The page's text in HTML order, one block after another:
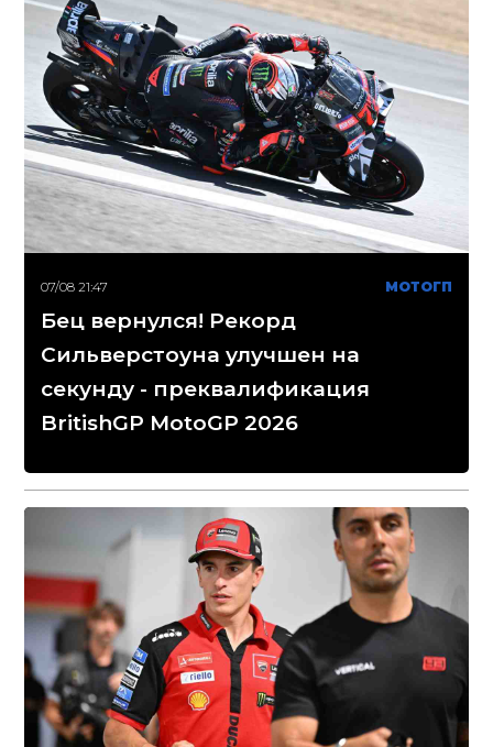
07/08 21:47 МОТОГП
Бец вернулся! Рекорд
Сильверстоуна улучшен на
секунду - преквалификация
BritishGP MotoGP 2026